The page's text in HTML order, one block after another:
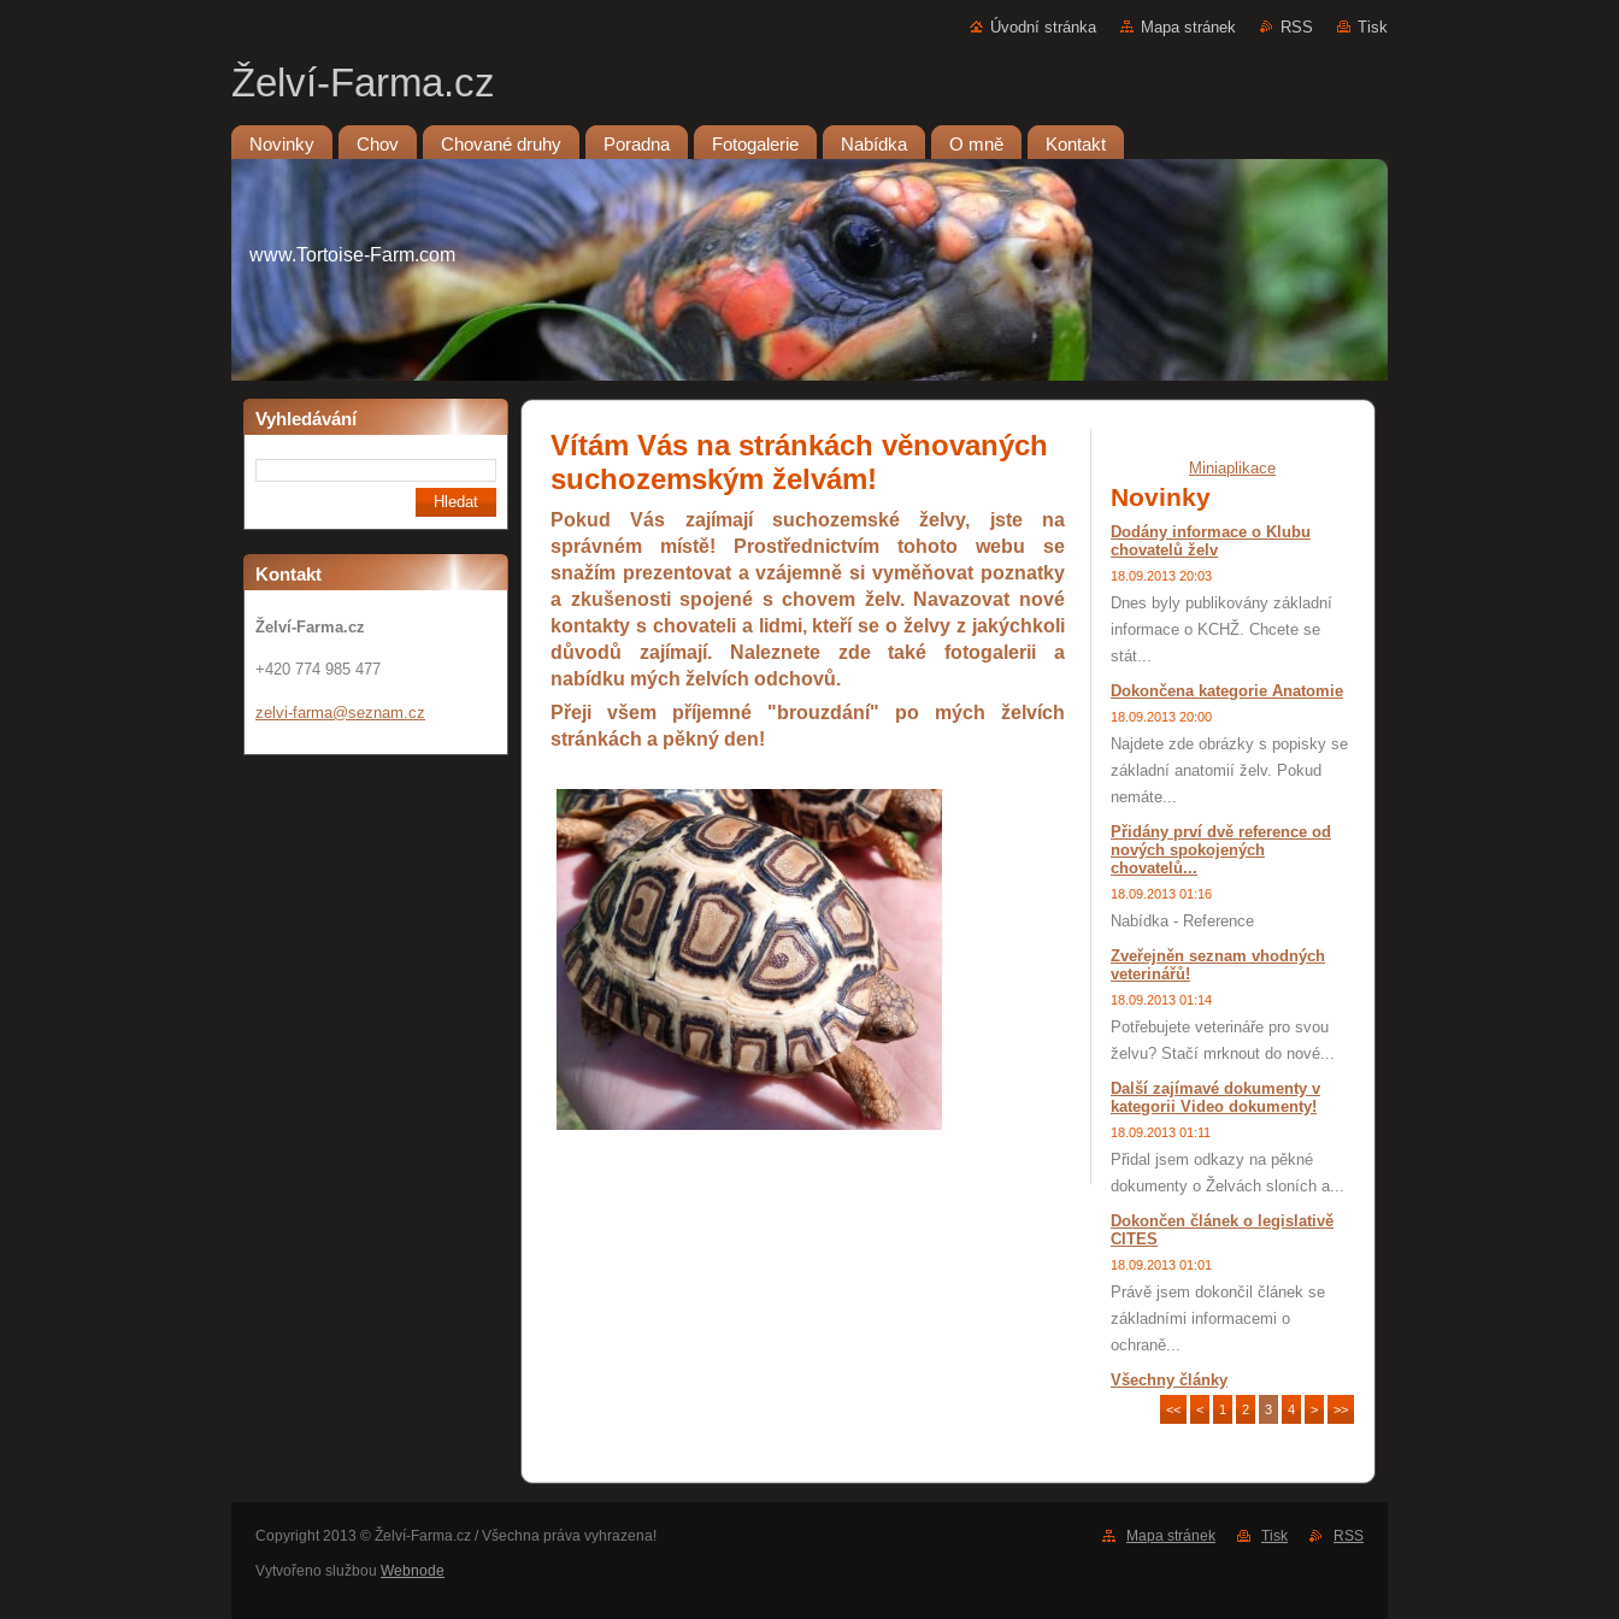
Úvodní stránka Mapa stránek RSS Tisk
Želví-Farma.cz
Novinky Chov Chované druhy Poradna Fotogalerie Nabídka O mně Kontakt
www.Tortoise-Farm.com
Vyhledávání
Kontakt
Želví-Farma.cz
+420 774 985 477
zelvi-farma@seznam.cz
Vítám Vás na stránkách věnovaných
suchozemským želvám!
Pokud Vás zajímají suchozemské želvy, jste na
správném místě! Prostřednictvím tohoto webu se
snažím prezentovat a vzájemně si vyměňovat poznatky
a zkušenosti spojené s chovem želv. Navazovat nové
kontakty s chovateli a lidmi, kteří se o želvy z jakýchkoli
důvodů zajímají. Naleznete zde také fotogalerii a
nabídku mých želvích odchovů.
Přeji všem příjemné "brouzdání" po mých želvích
stránkách a pěkný den!
Miniaplikace
Novinky
Dodány informace o Klubu
chovatelů želv
18.09.2013 20:03
Dnes byly publikovány základní
informace o KCHŽ. Chcete se
stát...
Dokončena kategorie Anatomie
18.09.2013 20:00
Najdete zde obrázky s popisky se
základní anatomií želv. Pokud
nemáte...
Přidány prví dvě reference od
nových spokojených
chovatelů...
18.09.2013 01:16
Nabídka - Reference
Zveřejněn seznam vhodných
veterinářů!
18.09.2013 01:14
Potřebujete veterináře pro svou
želvu? Stačí mrknout do nové...
Další zajímavé dokumenty v
kategorii Video dokumenty!
18.09.2013 01:11
Přidal jsem odkazy na pěkné
dokumenty o Želvách sloních a...
Dokončen článek o legislativě
CITES
18.09.2013 01:01
Právě jsem dokončil článek se
základními informacemi o
ochraně...
Všechny články
<< < 1 2 3 4 > >>
Mapa stránek Tisk RSS
Copyright 2013 © Želví-Farma.cz / Všechna práva vyhrazena!
Vytvořeno službou Webnode